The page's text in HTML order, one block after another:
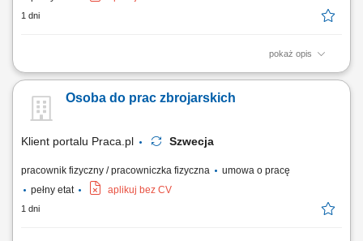
1 dni
pokaż opis
Opis stanowiska Tworzenie i montowanie konstrukcji stalowych, zbrojeń
Osoba do prac zbrojarskich
Klient portalu Praca.pl Szwecja
pracownik fizyczny / pracowniczka fizyczna
umowa o pracę
pełny etat
aplikuj bez CV
1 dni